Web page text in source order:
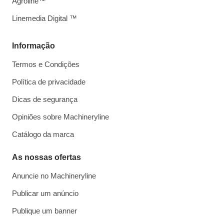
Informação
Termos e Condições
Política de privacidade
Dicas de segurança
Opiniões sobre Machineryline
Catálogo da marca
As nossas ofertas
Anuncie no Machineryline
Publicar um anúncio
Publique um banner
Linemedia Digital ™